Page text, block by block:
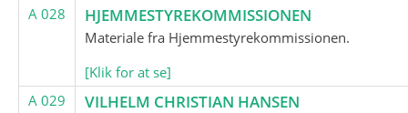
A 028
HJEMMESTYREKOMMISSIONEN
Materiale fra Hjemmestyrekommissionen.
[Klik for at se]
A 029
VILHELM CHRISTIAN HANSEN